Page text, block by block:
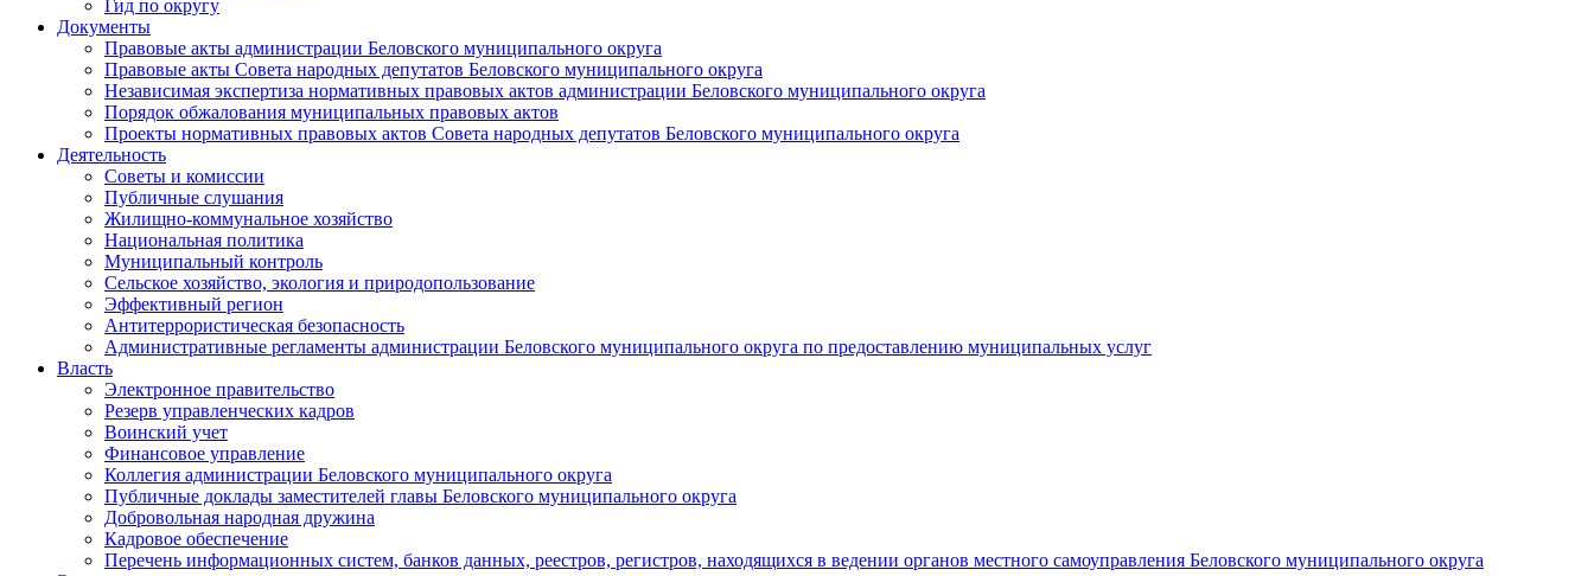
Гид по округу
Документы
Правовые акты администрации Беловского муниципального округа
Правовые акты Совета народных депутатов Беловского муниципального округа
Независимая экспертиза нормативных правовых актов администрации Беловского муниципального округа
Порядок обжалования муниципальных правовых актов
Проекты нормативных правовых актов Совета народных депутатов Беловского муниципального округа
Деятельность
Советы и комиссии
Публичные слушания
Жилищно-коммунальное хозяйство
Национальная политика
Муниципальный контроль
Сельское хозяйство, экология и природопользование
Эффективный регион
Антитеррористическая безопасность
Административные регламенты администрации Беловского муниципального округа по предоставлению муниципальных услуг
Власть
Электронное правительство
Резерв управленческих кадров
Воинский учет
Финансовое управление
Коллегия администрации Беловского муниципального округа
Публичные доклады заместителей главы Беловского муниципального округа
Добровольная народная дружина
Кадровое обеспечение
Перечень информационных систем, банков данных, реестров, регистров, находящихся в ведении органов местного самоуправления Беловского муниципального округа